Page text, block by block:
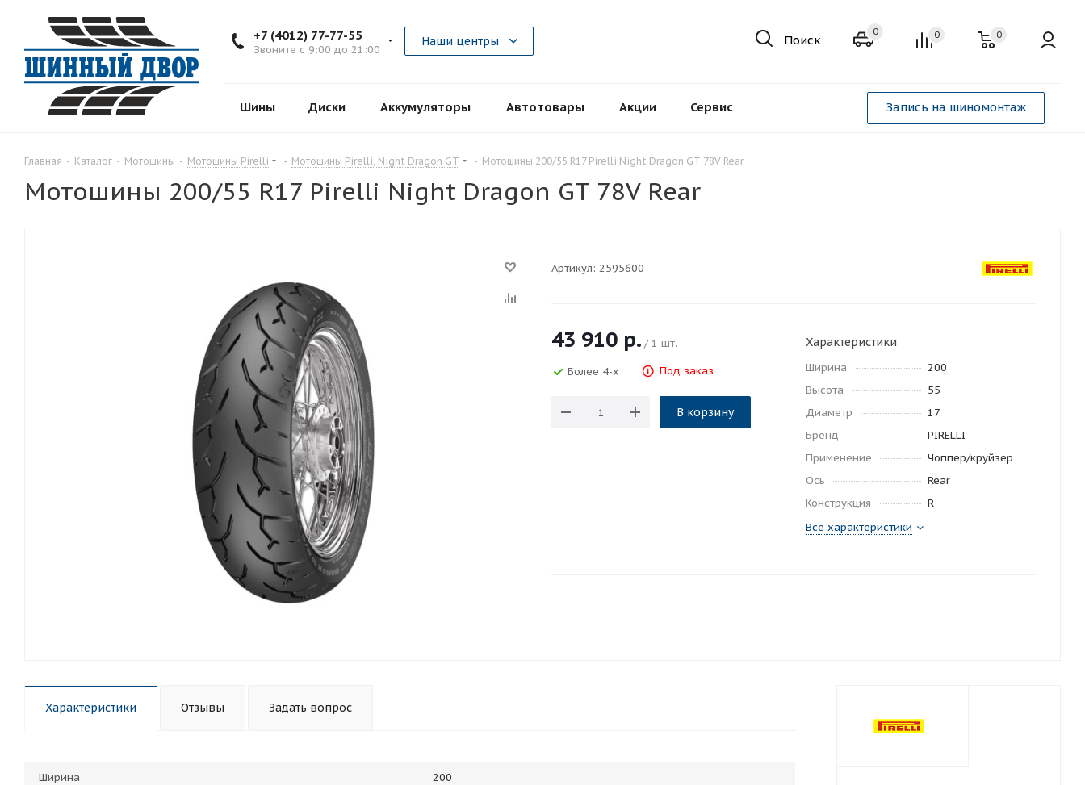
+7 (4012) 77-77-55
Звоните с 9:00 до 21:00
Наши центры Поиск 0
0 0
Шины Диски Аккумуляторы Автотовары Акции Сервис Запись на шиномонтаж
Главная - Каталог - Мотошины - Мотошины Pirelli - Мотошины Pirelli, Night Dragon GT - Мотошины 200/55 R17 Pirelli Night Dragon GT 78V Rear
Мотошины 200/55 R17 Pirelli Night Dragon GT 78V Rear
Артикул: 2595600
43 910 р. / 1 шт.
Более 4-х Под заказ
В корзину
Характеристики
Ширина
200
Высота
55
Диаметр
17
Бренд
PIRELLI
Применение
Чоппер/круйзер
Ось
Rear
Конструкция
R
Все характеристики
Характеристики Отзывы Задать вопрос
Ширина 200